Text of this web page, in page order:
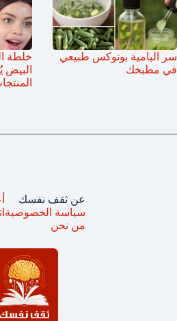
سر البامية بوتوكس طبيعي
في مطبخك
خلطة
البيض
عن ثقف نفسك
سياسة الخصوصية
من نحن